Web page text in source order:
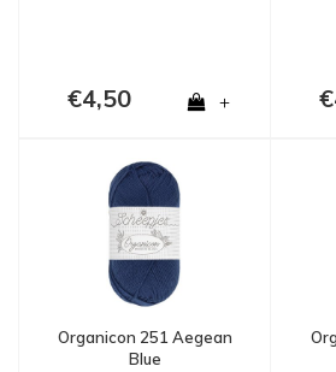
€4,50 +
Organicon 251 Aegean
Blue